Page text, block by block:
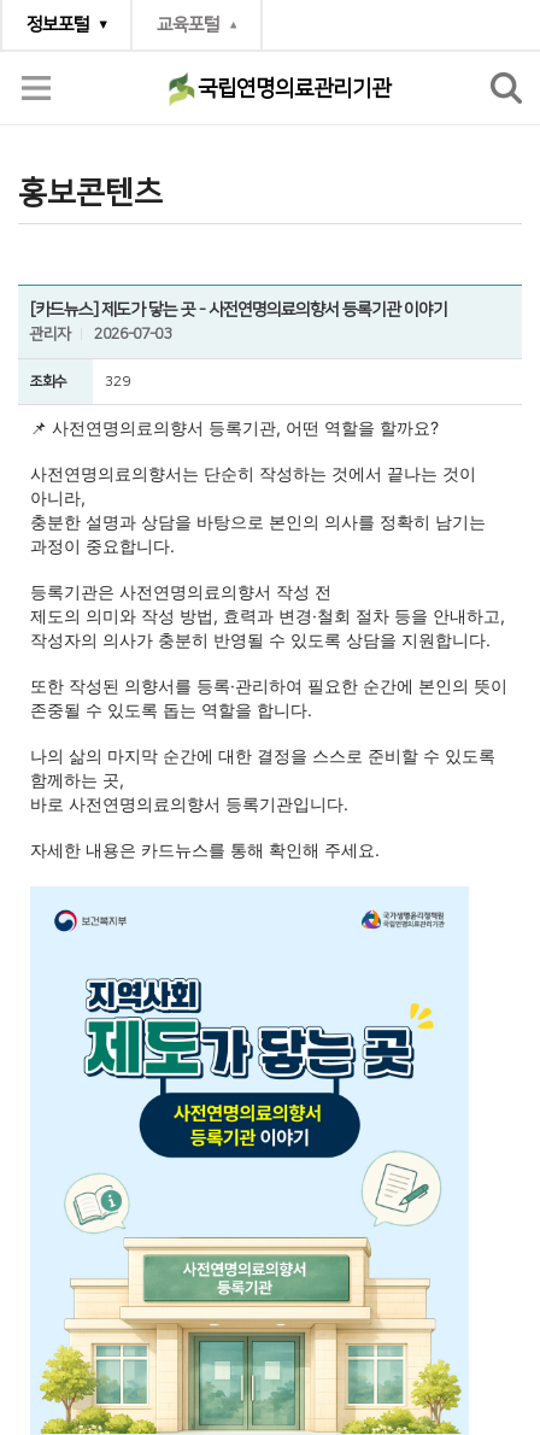
정보포털 교육포털
국립연명의료관리기관
홍보콘텐츠
홍보콘텐츠
[카드뉴스] 제도가 닿는 곳 - 사전연명의료의향서 등록기관 이야기
관리자 2026-07-03
조회수 329
📌 사전연명의료의향서 등록기관, 어떤 역할을 할까요?
사전연명의료의향서는 단순히 작성하는 것에서 끝나는 것이
아니라,
충분한 설명과 상담을 바탕으로 본인의 의사를 정확히 남기는
과정이 중요합니다.
등록기관은 사전연명의료의향서 작성 전
제도의 의미와 작성 방법, 효력과 변경·철회 절차 등을 안내하고,
작성자의 의사가 충분히 반영될 수 있도록 상담을 지원합니다.
또한 작성된 의향서를 등록·관리하여 필요한 순간에 본인의 뜻이
존중될 수 있도록 돕는 역할을 합니다.
나의 삶의 마지막 순간에 대한 결정을 스스로 준비할 수 있도록
함께하는 곳,
바로 사전연명의료의향서 등록기관입니다.
자세한 내용은 카드뉴스를 통해 확인해 주세요.